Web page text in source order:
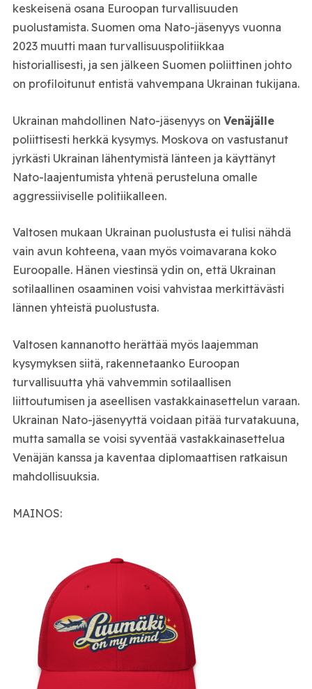
keskeisenä osana Euroopan turvallisuuden
puolustamista. Suomen oma Nato-jäsenyys vuonna
2023 muutti maan turvallisuuspolitiikkaa
historiallisesti, ja sen jälkeen Suomen poliittinen johto
on profiloitunut entistä vahvempana Ukrainan tukijana.
Ukrainan mahdollinen Nato-jäsenyys on Venäjälle
poliittisesti herkkä kysymys. Moskova on vastustanut
jyrkästi Ukrainan lähentymistä länteen ja käyttänyt
Nato-laajentumista yhtenä perusteluna omalle
aggressiiviselle politiikalleen.
Valtosen mukaan Ukrainan puolustusta ei tulisi nähdä
vain avun kohteena, vaan myös voimavarana koko
Euroopalle. Hänen viestinsä ydin on, että Ukrainan
sotilaallinen osaaminen voisi vahvistaa merkittävästi
lännen yhteistä puolustusta.
Valtosen kannanotto herättää myös laajemman
kysymyksen siitä, rakennetaanko Euroopan
turvallisuutta yhä vahvemmin sotilaallisen
liittoutumisen ja aseellisen vastakkainasettelun varaan.
Ukrainan Nato-jäsenyyttä voidaan pitää turvatakuuna,
mutta samalla se voisi syventää vastakkainasettelua
Venäjän kanssa ja kaventaa diplomaattisen ratkaisun
mahdollisuuksia.
MAINOS: